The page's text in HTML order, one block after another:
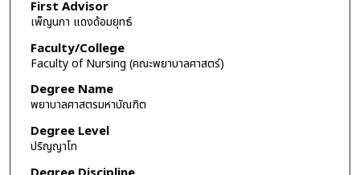
First Advisor
เพ็ญนภา แดงด้อมยุทธ์
Faculty/College
Faculty of Nursing (คณะพยาบาลศาสตร์)
Degree Name
พยาบาลศาสตรมหาบัณฑิต
Degree Level
ปริญญาโท